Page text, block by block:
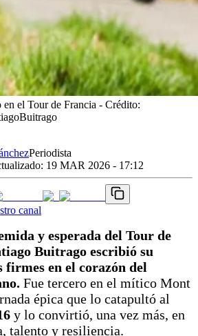
el Tour de Francia - Crédito:
Periodista
19 MAR 2026 - 17:12
canal
y esperada del Tour de
Buitrago escribió su
firmes en el corazón del
Fue tercero en el mítico Mont
épica que lo catapultó al
y lo convirtió, una vez más, en
talento y resiliencia.